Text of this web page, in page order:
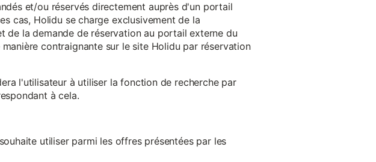
et/ou réservés directement auprès d'un portail
cas, Holidu se charge exclusivement de la
de la demande de réservation au portail externe du
contraignante sur le site Holidu par réservation
l'utilisateur à utiliser la fonction de recherche par
à cela.
utiliser parmi les offres présentées par les